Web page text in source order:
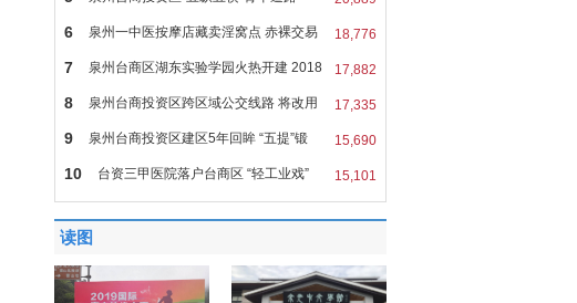
18,776
6 泉州一中医按摩店藏卖淫窝点 赤裸交易
17,882
7 泉州台商区湖东实验学园火热开建 2018
17,335
8 泉州台商投资区跨区域公交线路 将改用
15,690
9 泉州台商投资区建区5年回眸 “五提”锻
15,101
10 台资三甲医院落户台商区 “轻工业戏”
读图